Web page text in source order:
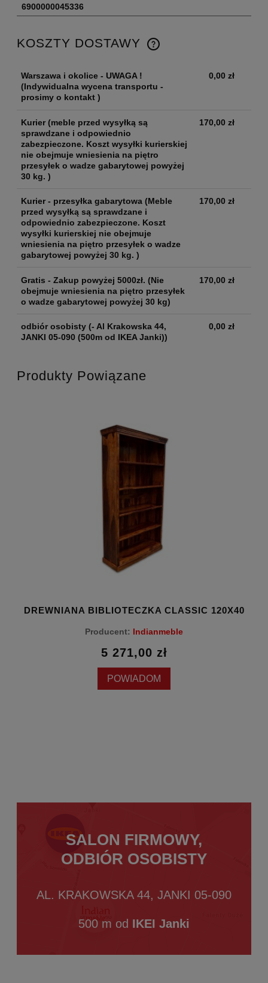
6900000045336
KOSZTY DOSTAWY
Warszawa i okolice - UWAGA !
(Indywidualna wycena transportu -
prosimy o kontakt )
0,00 zł
Kurier(meble przed wysyłką są
sprawdzane i odpowiednio
zabezpieczone. Koszt wysyłki kurierskiej
nie obejmuje wniesienia na piętro
przesyłek o wadze gabarytowej powyżej
30 kg. )
170,00 zł
Kurier - przesyłka gabarytowa (Meble
przed wysyłką są sprawdzane i
odpowiednio zabezpieczone. Koszt
wysyłki kurierskiej nie obejmuje
wniesienia na piętro przesyłek o wadze
gabarytowej powyżej 30 kg. )
170,00 zł
Gratis - Zakup powyżej 5000zł. (Nie
obejmuje wniesienia na piętro przesyłek
o wadze gabarytowej powyżej 30 kg)
170,00 zł
odbiór osobisty (- Al Krakowska 44,
JANKI 05-090 (500m od IKEA Janki))
0,00 zł
Produkty Powiązane
DREWNIANA BIBLIOTECZKA CLASSIC 120X40
Producent: Indianmeble
5 271,00 zł
POWIADOM
SALON FIRMOWY,
ODBIÓR OSOBISTY
AL. KRAKOWSKA 44, JANKI 05-090
500 m od IKEI Janki